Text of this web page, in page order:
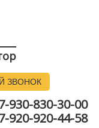
ЗВОНОК
930-830-30-00
920-920-44-58